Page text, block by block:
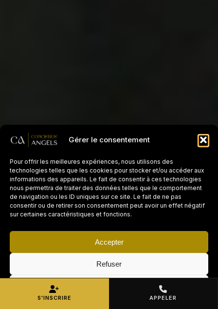
Gérer le consentement
Pour offrir les meilleures expériences, nous utilisons des
technologies telles que les cookies pour stocker et/ou accéder aux
informations des appareils. Le fait de consentir à ces technologies
nous permettra de traiter des données telles que le comportement
de navigation ou les ID uniques sur ce site. Le fait de ne pas
consentir ou de retirer son consentement peut avoir un effet négatif
sur certaines caractéristiques et fonctions.
Accepter
Refuser
S'INSCRIRE APPELER